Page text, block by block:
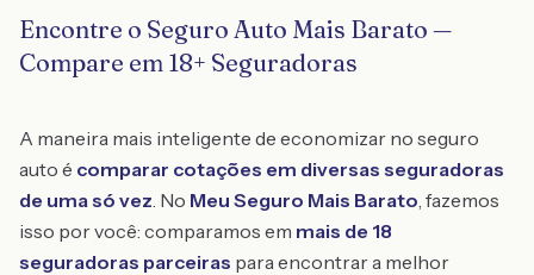
Encontre o Seguro Auto Mais Barato —
Compare em 18+ Seguradoras
A maneira mais inteligente de economizar no seguro
auto é comparar cotações em diversas seguradoras
de uma só vez. No Meu Seguro Mais Barato, fazemos
isso por você: comparamos em mais de 18
seguradoras parceiras para encontrar a melhor